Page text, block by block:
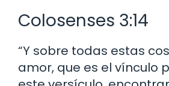
Colosenses 3:14
“Y sobre todas estas
amor, que es el vínculo